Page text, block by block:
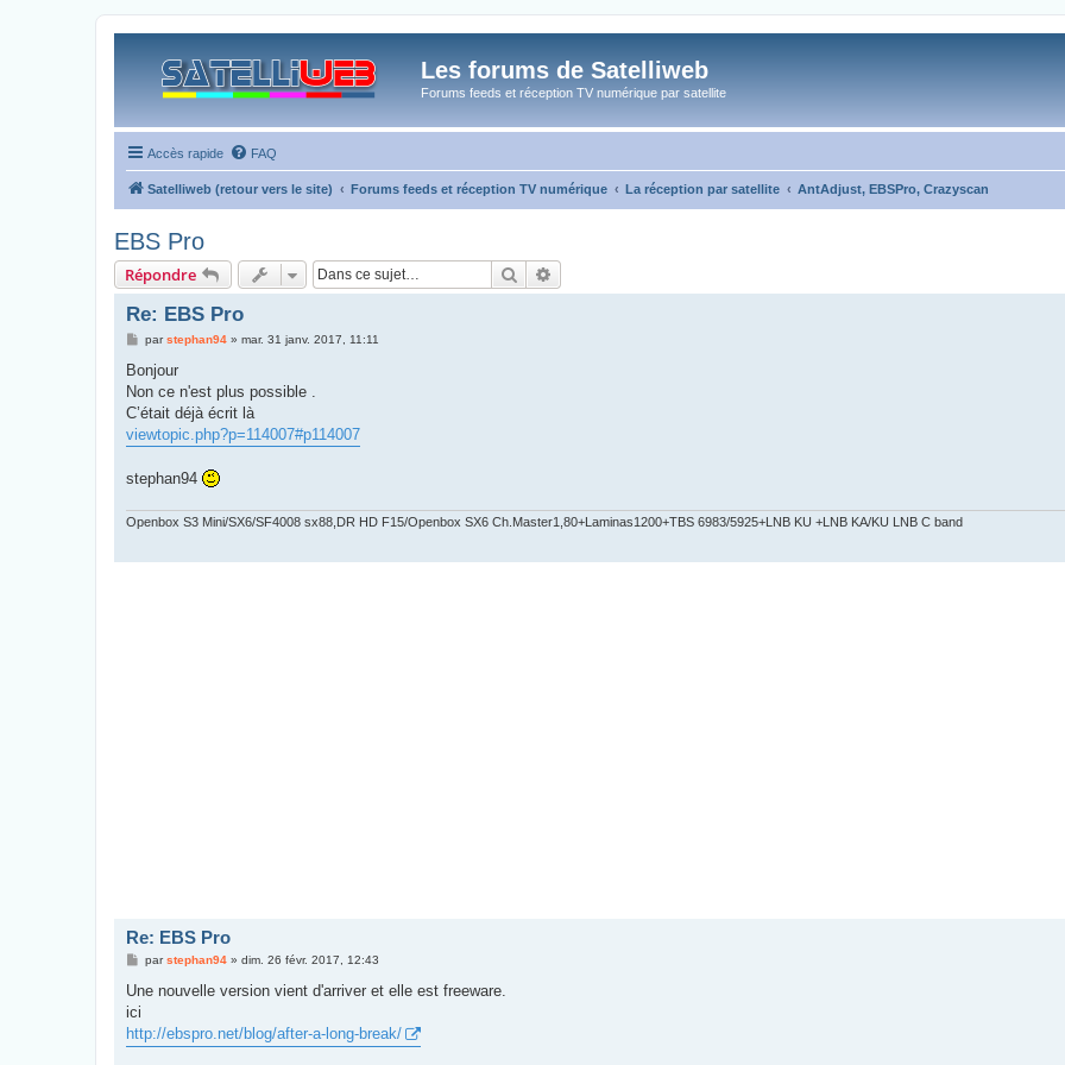
Les forums de Satelliweb
Forums feeds et réception TV numérique par satellite
Accès rapide FAQ
Satelliweb (retour vers le site) Forums feeds et réception TV numérique La réception par satellite AntAdjust, EBSPro, Crazyscan
EBS Pro
Répondre Rechercher
Re: EBS Pro
M
s
a
g
parstephan94» mar. 31 janv. 2017, 11:11
Bonjour
Non ce n'est plus possible .
C’était déjà écrit là
viewtopic.php?p=114007#p114007
stephan94
Openbox S3 Mini/SX6/SF4008 sx88,DR HD F15/Openbox SX6 Ch.Master1,80+Laminas1200+TBS 6983/5925+LNB KU +LNB KA/KU LNB C band
Re: EBS Pro
M
s
a
g
e
parstephan94» dim. 26 févr. 2017, 12:43
Une nouvelle version vient d'arriver et elle est freeware.
ici
http://ebspro.net/blog/after-a-long-break/